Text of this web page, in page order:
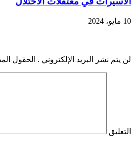
10 مايو، 2024
لن يتم نشر البريد الإلكتروني . الحقول
التعليق